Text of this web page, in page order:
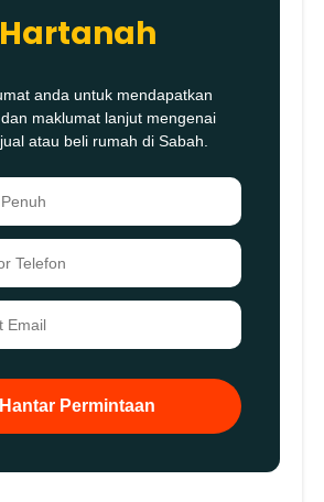
Hartanah
anda untuk mendapatkan
maklumat lanjut mengenai
atau beli rumah di Sabah.
Hantar Permintaan